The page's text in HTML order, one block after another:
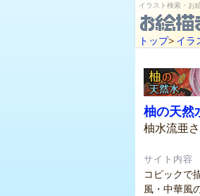
イラスト検索・お
トップ> イラ
柚の天然
柚水流亜
サイト内容
コピックで
風・中華風